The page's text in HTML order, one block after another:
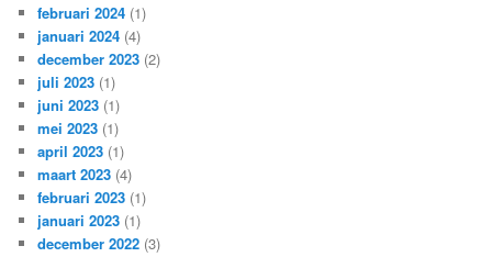
februari 2024 (1)
januari 2024 (4)
december 2023 (2)
juli 2023 (1)
juni 2023 (1)
mei 2023 (1)
april 2023 (1)
maart 2023 (4)
februari 2023 (1)
januari 2023 (1)
december 2022 (3)